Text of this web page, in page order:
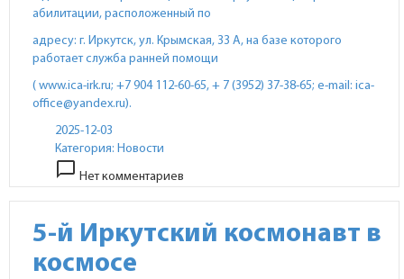
абилитации, расположенный по
адресу: г. Иркутск, ул. Крымская, 33 А, на базе которого
работает служба ранней помощи
( www.ica-irk.ru; +7 904 112-60-65, + 7 (3952) 37-38-65; e-mail: ica-
office@yandex.ru).
2025-12-03
Категория: Новости
chat_bubble_outline Нет комментариев
5-й Иркутский космонавт в
космосе